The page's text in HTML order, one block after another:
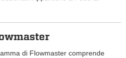
di Flowmaster comprende